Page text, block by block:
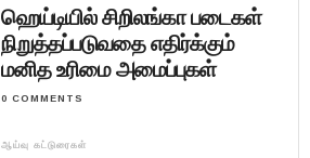
ஹெய்டியில் சிறிலங்கா படைகள்
நிறுத்தப்படுவதை எதிர்க்கும்
மனித உரிமை அமைப்புகள்
0 COMMENTS
ஆய்வு கட்டுரைகள்